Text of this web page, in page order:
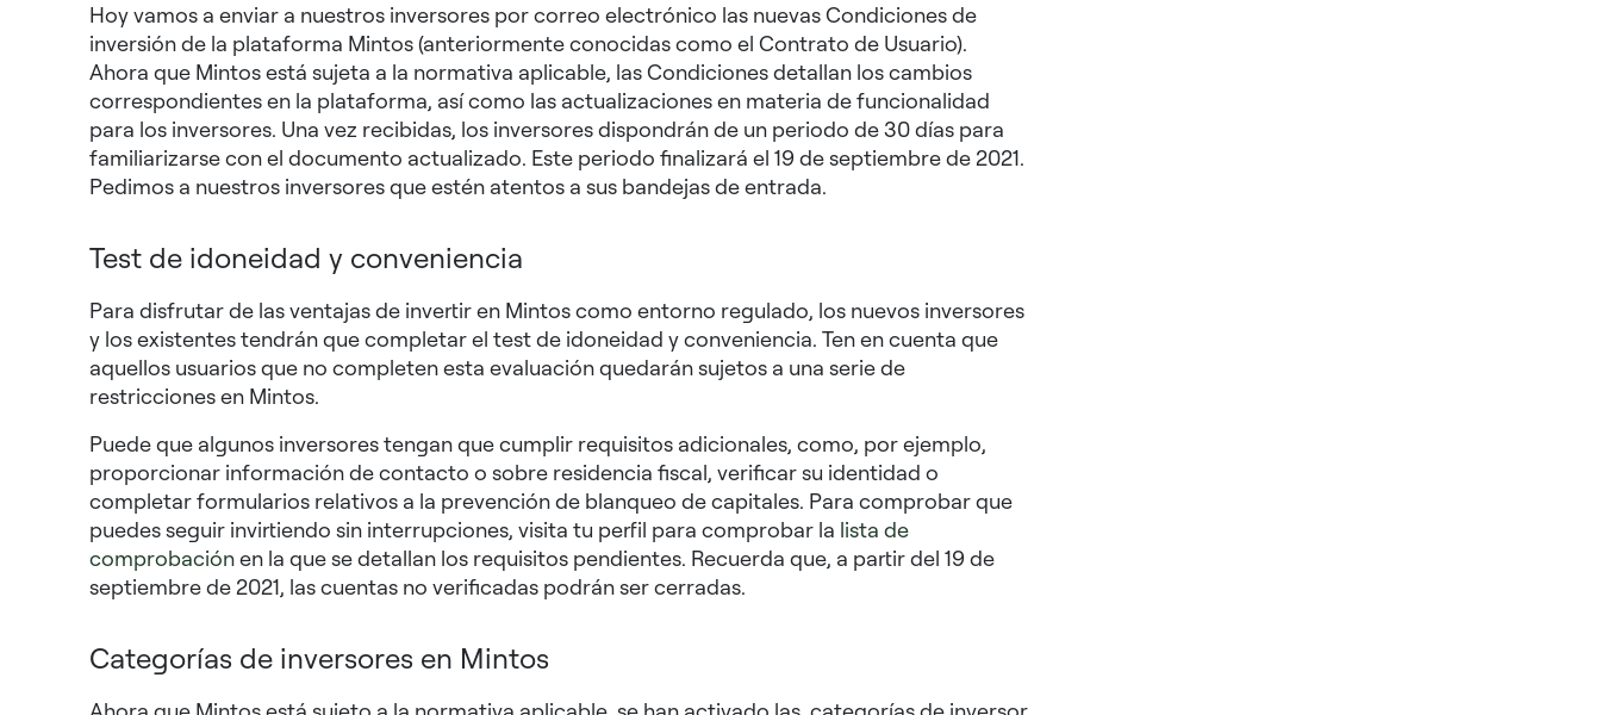
Hoy vamos a enviar a nuestros inversores por correo electrónico las nuevas Condiciones de
inversión de la plataforma Mintos (anteriormente conocidas como el Contrato de Usuario).
Ahora que Mintos está sujeta a la normativa aplicable, las Condiciones detallan los cambios
correspondientes en la plataforma, así como las actualizaciones en materia de funcionalidad
para los inversores. Una vez recibidas, los inversores dispondrán de un periodo de 30 días para
familiarizarse con el documento actualizado. Este periodo finalizará el 19 de septiembre de 2021.
Pedimos a nuestros inversores que estén atentos a sus bandejas de entrada.
Test de idoneidad y conveniencia
Para disfrutar de las ventajas de invertir en Mintos como entorno regulado, los nuevos inversores
y los existentes tendrán que completar el test de idoneidad y conveniencia. Ten en cuenta que
aquellos usuarios que no completen esta evaluación quedarán sujetos a una serie de
restricciones en Mintos.
Puede que algunos inversores tengan que cumplir requisitos adicionales, como, por ejemplo,
proporcionar información de contacto o sobre residencia fiscal, verificar su identidad o
completar formularios relativos a la prevención de blanqueo de capitales. Para comprobar que
puedes seguir invirtiendo sin interrupciones, visita tu perfil para comprobar la lista de
comprobaciónen la que se detallan los requisitos pendientes. Recuerda que, a partir del 19 de
septiembre de 2021, las cuentas no verificadas podrán ser cerradas.
Categorías de inversores en Mintos